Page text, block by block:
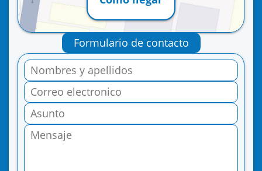
Formulario de contacto